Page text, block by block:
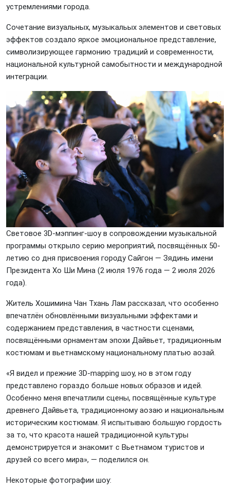
устремлениями города.
Сочетание визуальных, музыкальых элементов и световых
эффектов создало яркое эмоциональное представление,
символизирующее гармонию традиций и современности,
национальной культурной самобытности и международной
интеграции.
Световое 3D-мэппинг-шоу в сопровождении музыкальной
программы открыло серию мероприятий, посвящённых 50-
летию со дня присвоения городу Сайгон — Зядинь имени
Президента Хо Ши Мина (2 июля 1976 года — 2 июля 2026
года).
Житель Хошимина Чан Тхань Лам рассказал, что особенно
впечатлён обновлёнными визуальными эффектами и
содержанием представления, в частности сценами,
посвящёнными орнаментам эпохи Дайвьет, традиционным
костюмам и вьетнамскому национальному платью аозай.
«Я видел и прежние 3D-mapping шоу, но в этом году
представлено гораздо больше новых образов и идей.
Особенно меня впечатлили сцены, посвящённые культуре
древнего Дайвьета, традиционному аозаю и национальным
историческим костюмам. Я испытываю большую гордость
за то, что красота нашей традиционной культуры
демонстрируется и знакомит с Вьетнамом туристов и
друзей со всего мира», — поделился он.
Некоторые фотографии шоу: